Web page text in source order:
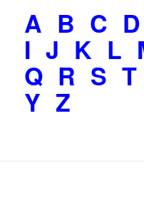
A B C D
I J K L
Q R S T
Y Z